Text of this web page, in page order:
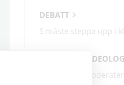
DEBATT
S måste steppa upp i
ANALYSER &